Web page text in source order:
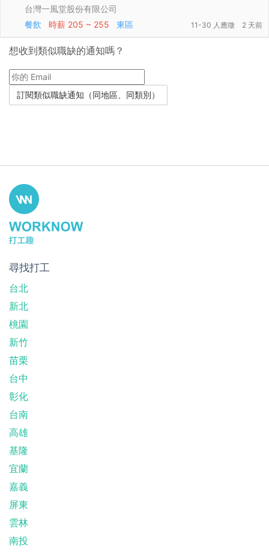
台灣一風堂股份有限公司
餐飲
時薪 205 ~ 255 東區 11-30 人應徵 2 天前
想收到類似職缺的通知嗎？
尋找打工
台北
新北
桃園
新竹
苗栗
台中
彰化
台南
高雄
基隆
宜蘭
嘉義
屏東
雲林
南投